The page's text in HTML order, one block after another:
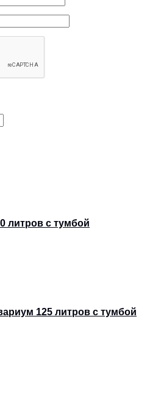
литров с тумбой
125 литров с тумбой